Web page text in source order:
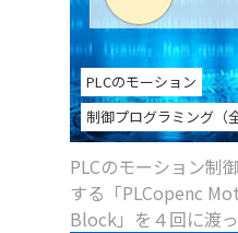
PLCのモーション
制御プログラミング（
PLCのモーション制
する「PLCopenc
Block」を４回に渡っ